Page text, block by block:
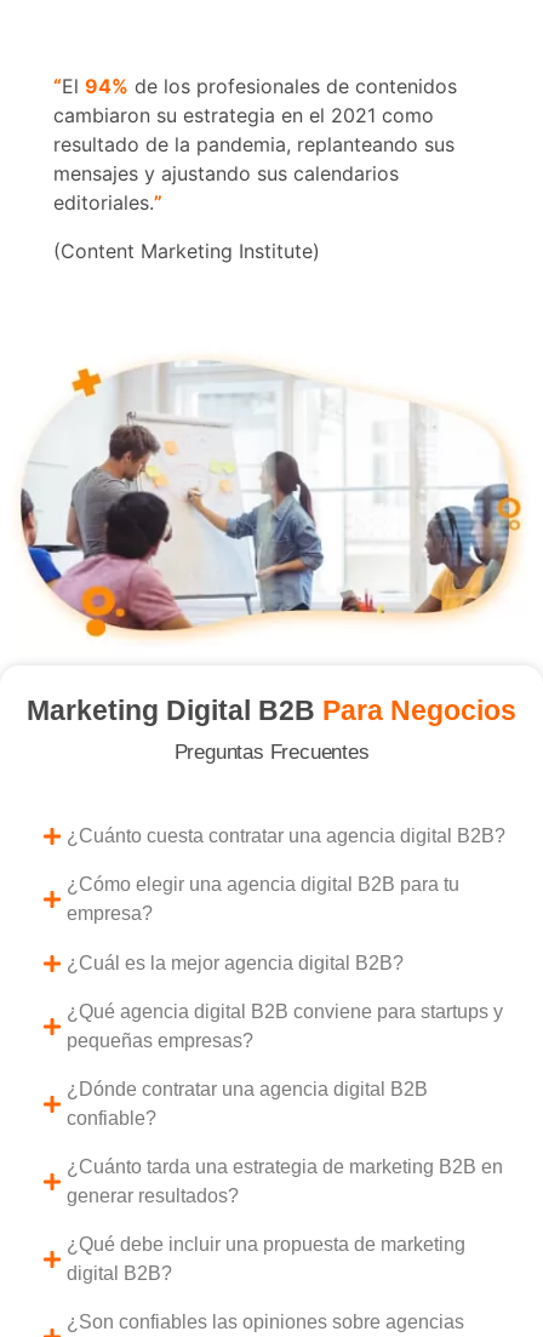
“El94% de los profesionales de contenidos
cambiaron su estrategia en el 2021 como
resultado de la pandemia, replanteando sus
mensajes y ajustando sus calendarios
editoriales.”
(Content Marketing Institute)
Marketing Digital B2B Para Negocios
Preguntas Frecuentes
¿Cuánto cuesta contratar una agencia digital B2B?
¿Cómo elegir una agencia digital B2B para tu
empresa?
¿Cuál es la mejor agencia digital B2B?
¿Qué agencia digital B2B conviene para startups y
pequeñas empresas?
¿Dónde contratar una agencia digital B2B
confiable?
¿Cuánto tarda una estrategia de marketing B2B en
generar resultados?
¿Qué debe incluir una propuesta de marketing
digital B2B?
¿Son confiables las opiniones sobre agencias